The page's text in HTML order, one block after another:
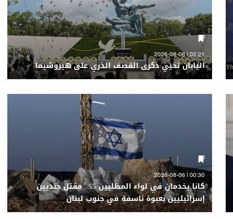
02:21 | 2026-08-06
اليابان تحيي ذكرى القصف الذري على هيروشيما
00:30 | 2026-08-06
كانا يخدمان في لواء المظليين 55.. مقتل جنديين
إسرائيليين بعبوة ناسفة في جنوب لبنان